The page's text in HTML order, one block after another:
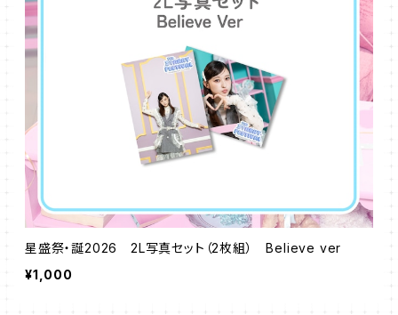
星盛祭・誕2026 2L写真セット（2枚組） Believe ver
¥1,000